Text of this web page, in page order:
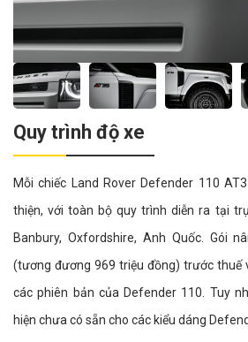
Quy trình độ xe
Mỗi chiếc Land Rover Defender 110
thiện, với toàn bộ quy trình diễn ra tại
Banbury, Oxfordshire, Anh Quốc. Gói
(tương đương 969 triệu đồng) trước thuế
các phiên bản của Defender 110. Tuy
hiện chưa có sẵn cho các kiểu dáng